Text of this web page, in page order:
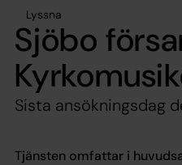
Lyssna
Sjöbo
Sista ansökningsdag
Tjänsten omfattar i